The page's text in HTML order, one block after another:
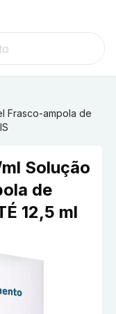
Frasco-ampola de
Solução
de
12,5 ml